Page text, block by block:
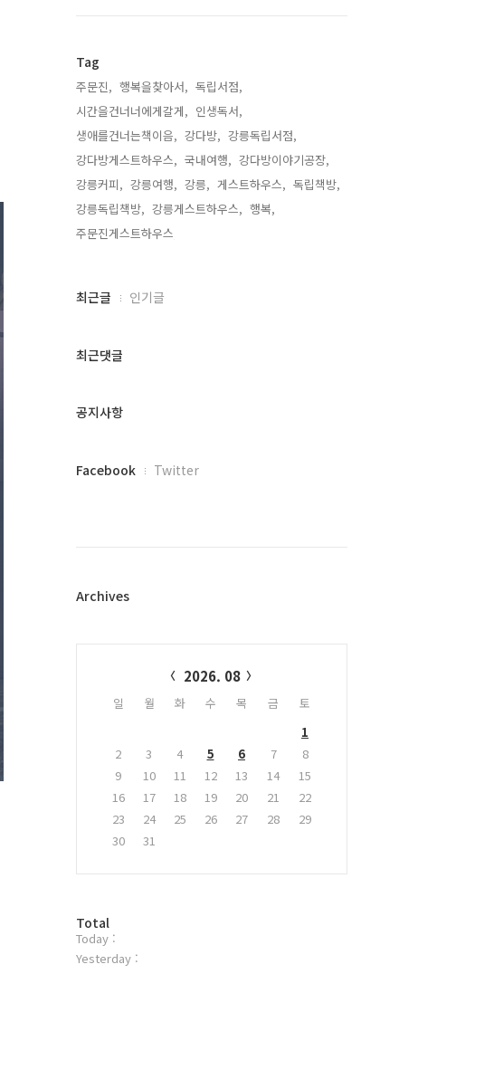
Tag
주문진, 행복을찾아서, 독립서점,
시간을건너너에게갈게, 인생독서,
생애를건너는책이음, 강다방, 강릉독립서점,
강다방게스트하우스, 국내여행, 강다방이야기공장,
강릉커피, 강릉여행, 강릉, 게스트하우스, 독립책방,
강릉독립책방, 강릉게스트하우스, 행복,
주문진게스트하우스,
최
과
글
최근글 인기글
최근댓글
공지사항
페
플
Facebook Twitter
Archives
2026. 08
일 월 화 수 목 금
토
1
2
3 4 5 6 7
8
9
10 11 12 13 14
15
16
17 18 19 20 21
22
23
24 25 26 27 28
29
30
31
방
문
자
Total
Today :
Yesterday :